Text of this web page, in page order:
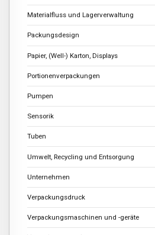
Materialfluss und Lagerverwaltung
Packungsdesign
Papier, (Well-) Karton, Displays
Portionenverpackungen
Pumpen
Sensorik
Tuben
Umwelt, Recycling und Entsorgung
Unternehmen
Verpackungsdruck
Verpackungsmaschinen und -geräte